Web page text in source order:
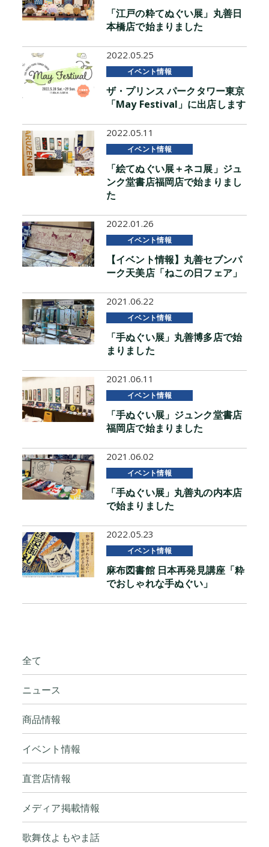
全て
ニュース
商品情報
イベント情報
直営店情報
メディア掲載情報
歌舞伎よもやま話
「江戸の粋てぬぐい展」丸善日
本橋店で始まりました
2022.05.25
イベント情報
ザ・プリンス パークタワー東京
「May Festival」に出店します
2022.05.11
イベント情報
「絵てぬぐい展＋ネコ展」ジュ
ンク堂書店福岡店で始まりまし
た
2022.01.26
イベント情報
【イベント情報】丸善セブンパ
ーク天美店「ねこの日フェア」
2021.06.22
イベント情報
「手ぬぐい展」丸善博多店で始
まりました
2021.06.11
イベント情報
「手ぬぐい展」ジュンク堂書店
福岡店で始まりました
2021.06.02
イベント情報
「手ぬぐい展」丸善丸の内本店
で始まりました
2022.05.23
イベント情報
麻布図書館 日本再発見講座「粋
でおしゃれな手ぬぐい」